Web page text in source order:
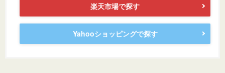
楽天市場で探す
Yahooショッピングで探す